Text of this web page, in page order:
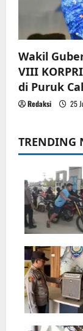
Wakil
VIII
di Puruk
Redaksi 25
TRENDING